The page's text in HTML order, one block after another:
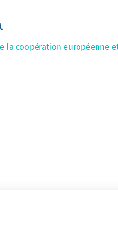
la coopération européenne